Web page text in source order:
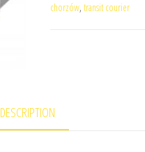
chorzów, transit courier
DESCRIPTION